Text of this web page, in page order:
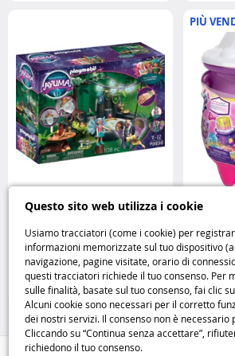
Questo sito web utilizza i cookie
Usiamo tracciatori (come i cookie) per
informazioni memorizzate sul tuo dispositivo
navigazione, pagine visitate, orario di
questi tracciatori richiede il tuo consenso. Per
sulle finalità, basate sul tuo consenso, fai clic su
Alcuni cookie sono necessari per il corretto
dei nostri servizi. Il consenso non è necessario
Cliccando su “Continua senza accettare”,
richiedono il tuo consenso.
Playmobil Ayuma Le Fate della
Primavera Playmobil
22,95€
Playmobil
PIÙ
Magic
MOOSE
19,95€
Bambole